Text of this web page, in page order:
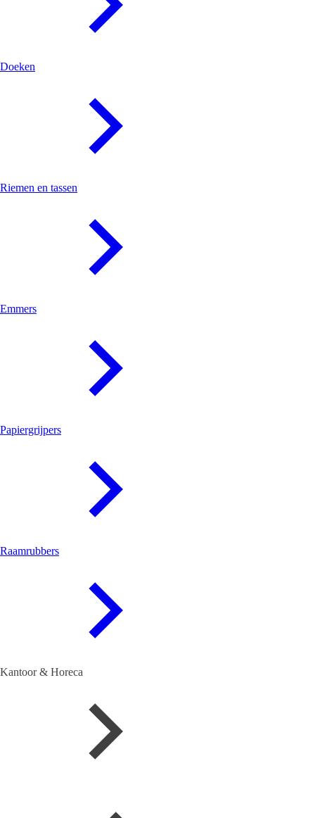
Doeken
Riemen en tassen
Emmers
Papiergrijpers
Raamrubbers
Kantoor & Horeca